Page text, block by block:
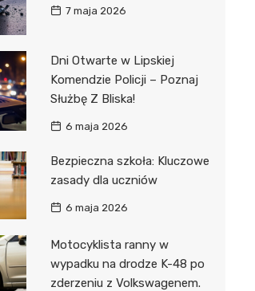
7 maja 2026
Dni Otwarte w Lipskiej
Komendzie Policji – Poznaj
Służbę Z Bliska!
6 maja 2026
Bezpieczna szkoła: Kluczowe
zasady dla uczniów
6 maja 2026
Motocyklista ranny w
wypadku na drodze K-48 po
zderzeniu z Volkswagenem.